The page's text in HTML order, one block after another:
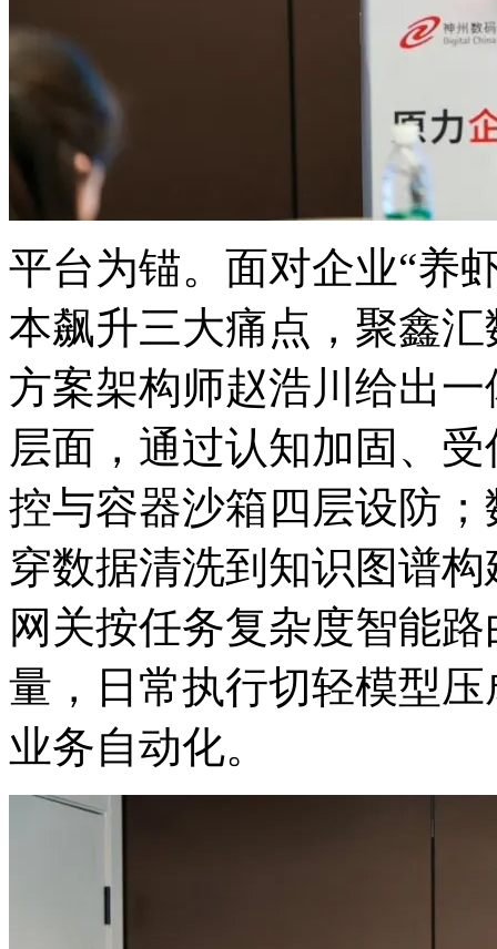
平台为锚。面对企业“养虾”
本飙升三大痛点，聚
方案架构师赵浩川给出一
层面，通过认知加固
控与容器沙箱四层设防；
穿数据清洗到知识图谱构
网关按任务复杂度智能路
量，日常执行切轻模型
业务自动化。